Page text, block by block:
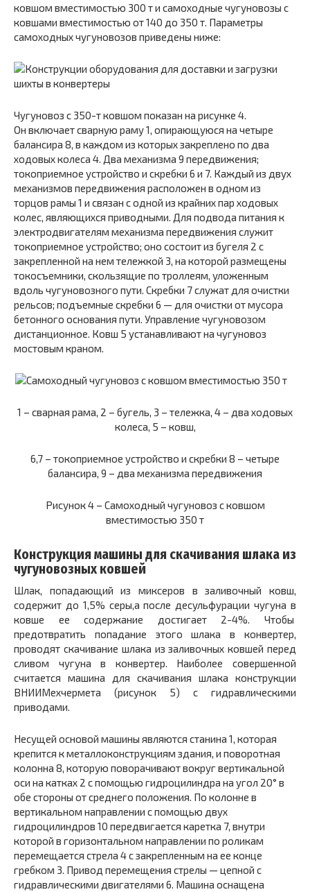
ковшом вместимостью 300 т и самоходные чугуновозы с
ковшами вместимостью от 140 до 350 т. Параметры
самоходных чугуновозов приведены ниже:
Чугуновоз с 350-т ковшом показан на рисунке 4.
Он включает сварную раму1, опирающуюся на четыре
балансира 8, в каждом из которых закреплено по два
ходовых колеса 4. Два механизма 9 передвижения;
токоприемное устройство и скребки 6 и 7. Каждый из двух
механизмов передвижения расположен в одном из
торцов рамы 1 и связан с одной из крайних пар ходовых
колес, являющихся приводными. Для подвода питания к
электродвигателям механизма передвижения служит
токоприемное устройство; оно состоит из бугеля 2 с
закрепленной на нем тележкой 3, на которой размещены
токосъемники, скользящие по троллеям, уложенным
вдоль чугуновозного пути. Скребки 7 служат для очистки
рельсов; подъемные скребки 6 — для очистки от мусора
бетонного основания пути. Управление чугуновозом
дистанционное. Ковш 5 устанавливают на чугуновоз
мостовым краном.
1 – сварная рама, 2 – бугель, 3 – тележка, 4 – два ходовых
колеса, 5 – ковш,
6,7 – токоприемное устройство и скребки 8 – четыре
балансира, 9 – два механизма передвижения
Рисунок 4 – Самоходный чугуновоз с ковшом
вместимостью 350 т
Конструкция машины для скачивания шлака из
чугуновозных ковшей
Шлак, попадающий из миксеров в заливочный ковш,
содержит до 1,5% серы,а после десульфурации чугуна в
ковше ее содержание достигает 2-4%. Чтобы
предотвратить попадание этого шлака в конвертер,
проводят скачивание шлака из заливочных ковшей перед
сливом чугуна в конвертер. Наиболее совершенной
считается машина для скачивания шлака конструкции
ВНИИМехчермета (рисунок 5) с гидравлическими
приводами.
Несущей основой машины являются станина 1, которая
крепится к металлоконструкциям здания, и поворотная
колонна 8, которую поворачивают вокруг вертикальной
оси на катках 2 спомощью гидроцилиндра на угол 20° в
обе стороны от среднего положения. По колонне в
вертикальном направлении с помощью двух
гидроцилиндров 10 передвигается каретка 7, внутри
которой в горизонтальном направлении по роликам
перемещается стрела 4сзакрепленным на ее конце
гребком 3. Привод перемещения стрелы — цепной с
гидравлическими двигателями 6. Машина оснащена